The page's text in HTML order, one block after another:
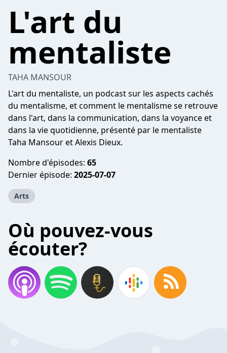
L'art du
mentaliste
TAHA MANSOUR
L'art du mentaliste, un podcast sur les aspects cachés
du mentalisme, et comment le mentalisme se retrouve
dans l'art, dans la communication, dans la voyance et
dans la vie quotidienne, présenté par le mentaliste
Taha Mansour et Alexis Dieux.
Nombre d'épisodes: 65
Dernier épisode: 2025-07-07
Arts
Où pouvez-vous
écouter?